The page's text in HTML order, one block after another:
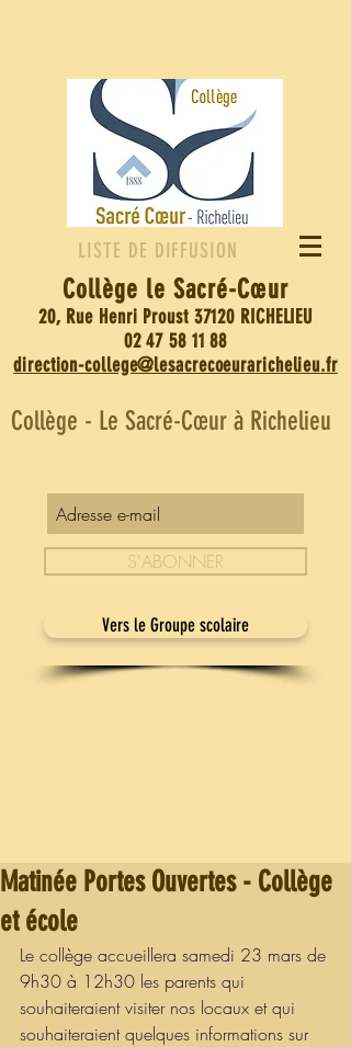
LISTE DE DIFFUSION
Collège le Sacré-Cœur
20, Rue Henri Proust 37120 RICHELIEU
02 47 58 11 88
direction-college@lesacrecoeurarichelieu.fr
Collège - Le Sacré-Cœur à Richelieu
S'ABONNER
Vers le Groupe scolaire
Matinée Portes Ouvertes - Collège
et école
Le collège accueillera samedi 23 mars de
9h30 à 12h30 les parents qui
souhaiteraient visiter nos locaux et qui
souhaiteraient quelques informations sur